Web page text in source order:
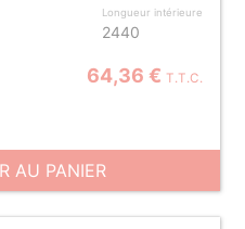
Longueur intérieure
2440
64,36 € T.T.C.
AU PANIER